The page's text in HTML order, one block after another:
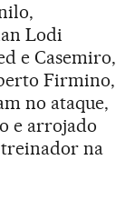
Lodi
e Casemiro,
Firmino,
no ataque,
e arrojado
treinador na